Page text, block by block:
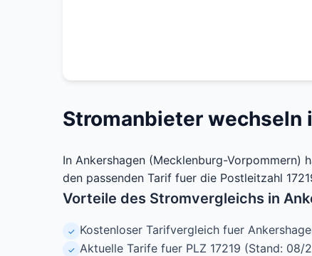
Stromanbieter wechseln
In Ankershagen (Mecklenburg-Vorpommern)
den passenden Tarif fuer die Postleitzahl
Vorteile des Stromvergleichs in
✓ Kostenloser Tarifvergleich fuer
✓ Aktuelle Tarife fuer PLZ 17219 (Stand: 08/